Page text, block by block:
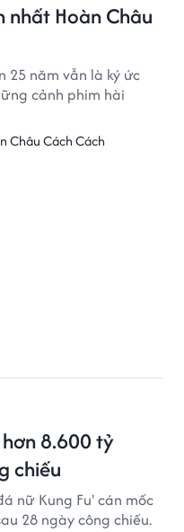
nhất Hoàn Châu
25 năm vẫn là ký ức
cảnh phim hài
hơn 8.600 tỷ
chiếu
nữ Kung Fu' cán mốc
28 ngày công chiếu.